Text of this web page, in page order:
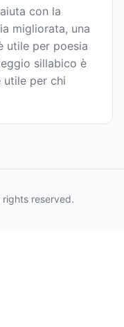
con la
migliorata, una
utile per poesia
sillabico è
utile per chi
reserved.